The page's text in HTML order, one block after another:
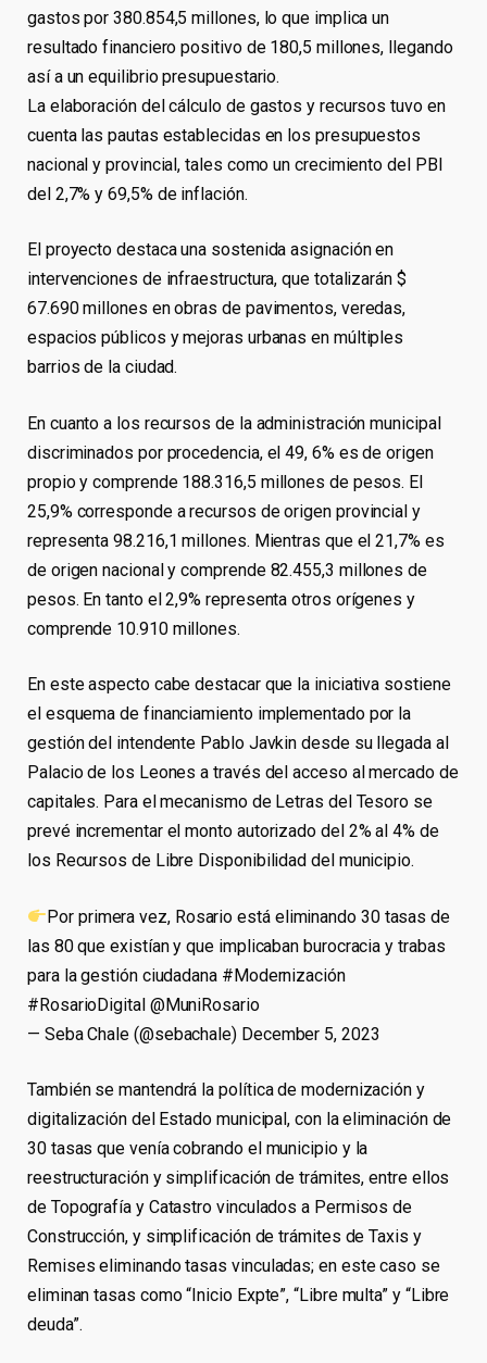
gastos por 380.854,5 millones, lo que implica un
resultado financiero positivo de 180,5 millones, llegando
así a un equilibrio presupuestario.
La elaboración del cálculo de gastos y recursos tuvo en
cuenta las pautas establecidas en los presupuestos
nacional y provincial, tales como un crecimiento del PBI
del 2,7% y 69,5% de inflación.
El proyecto destaca una sostenida asignación en
intervenciones de infraestructura, que totalizarán $
67.690 millones en obras de pavimentos, veredas,
espacios públicos y mejoras urbanas en múltiples
barrios de la ciudad.
En cuanto a los recursos de la administración municipal
discriminados por procedencia, el 49, 6% es de origen
propio y comprende 188.316,5 millones de pesos. El
25,9% corresponde a recursos de origen provincial y
representa 98.216,1 millones. Mientras que el 21,7% es
de origen nacional y comprende 82.455,3 millones de
pesos. En tanto el 2,9% representa otros orígenes y
comprende 10.910 millones.
En este aspecto cabe destacar que la iniciativa sostiene
el esquema de financiamiento implementado por la
gestión del intendente Pablo Javkin desde su llegada al
Palacio de los Leones a través del acceso al mercado de
capitales. Para el mecanismo de Letras del Tesoro se
prevé incrementar el monto autorizado del 2% al 4% de
los Recursos de Libre Disponibilidad del municipio.
Por primera vez, Rosario está eliminando 30 tasas de
las 80 que existían y que implicaban burocracia y trabas
para la gestión ciudadana #Modernización
#RosarioDigital @MuniRosario
— Seba Chale (@sebachale) December 5, 2023
También se mantendrá la política de modernización y
digitalización del Estado municipal, con la eliminación de
30 tasas que venía cobrando el municipio y la
reestructuración y simplificación de trámites, entre ellos
de Topografía y Catastro vinculados a Permisos de
Construcción, y simplificación de trámites de Taxis y
Remises eliminando tasas vinculadas; en este caso se
eliminan tasas como “Inicio Expte”, “Libre multa” y “Libre
deuda”.